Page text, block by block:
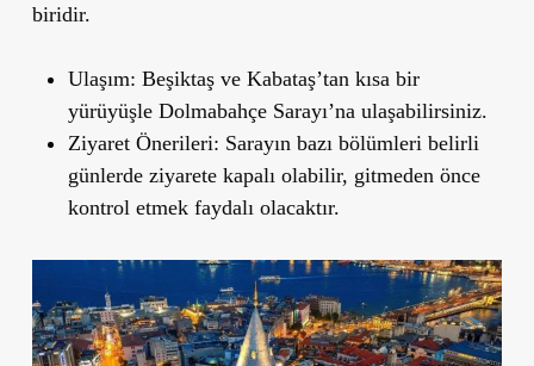
biridir.
Ulaşım: Beşiktaş ve Kabataş’tan kısa bir
yürüyüşle Dolmabahçe Sarayı’na ulaşabilirsiniz.
Ziyaret Önerileri: Sarayın bazı bölümleri belirli
günlerde ziyarete kapalı olabilir, gitmeden önce
kontrol etmek faydalı olacaktır.